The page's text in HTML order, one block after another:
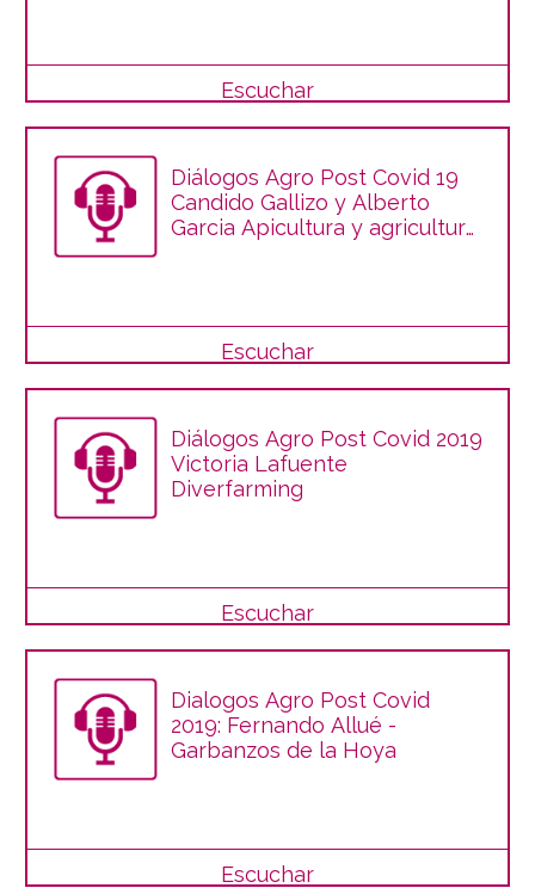
Escuchar
Diálogos Agro Post Covid 19
Candido Gallizo y Alberto
Garcia Apicultura y agricultura
Escuchar
Diálogos Agro Post Covid 2019
Victoria Lafuente
Diverfarming
Escuchar
Dialogos Agro Post Covid
2019: Fernando Allué -
Garbanzos de la Hoya
Escuchar